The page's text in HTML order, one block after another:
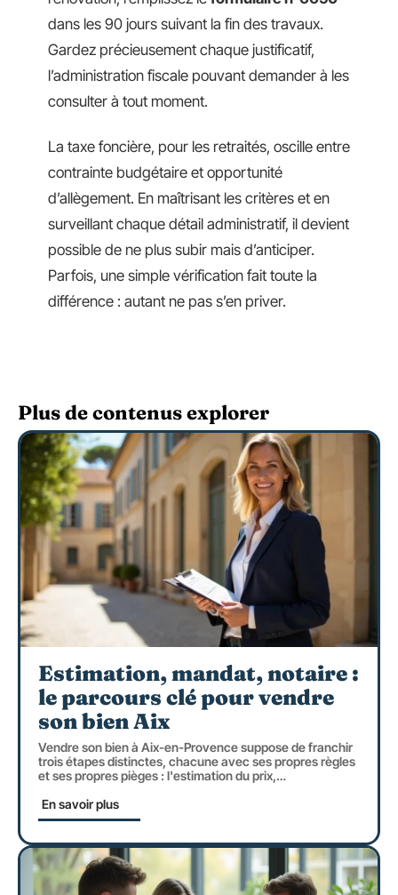
dans les 90 jours suivant la fin des travaux.
Gardez précieusement chaque justificatif,
l’administration fiscale pouvant demander à les
consulter à tout moment.
La taxe foncière, pour les retraités, oscille entre
contrainte budgétaire et opportunité
d’allègement. En maîtrisant les critères et en
surveillant chaque détail administratif, il devient
possible de ne plus subir mais d’anticiper.
Parfois, une simple vérification fait toute la
différence : autant ne pas s’en priver.
Plus de contenus explorer
Estimation, mandat, notaire :
le parcours clé pour vendre
son bien Aix
Vendre son bien à Aix-en-Provence suppose de franchir
trois étapes distinctes, chacune avec ses propres règles
et ses propres pièges : l'estimation du prix,…
En savoir plus